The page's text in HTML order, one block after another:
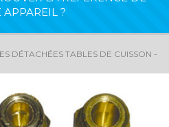
APPAREIL ?
DÉTACHÉES TABLES DE CUISSON -